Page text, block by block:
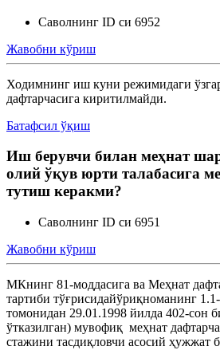
Саволнинг ID си 6952
Жавобни кўриш
Ходимнинг иш куни режимидаги
дафтарчасига киритилмайди.
Батафсил ўқиш
Иш берувчи билан меҳнат
олий ўқув юрти талабасига
тутиш керакми?
Саволнинг ID си 6951
Жавобни кўриш
МКнинг 81-моддасига ва Меҳнат
тартиби тўғрисидайўриқноманинг
томонидан 29.01.1998 йилда 402-сон
ўтказилган) мувофиқ меҳнат
стажини тасдиқловчи асосий ҳужжат